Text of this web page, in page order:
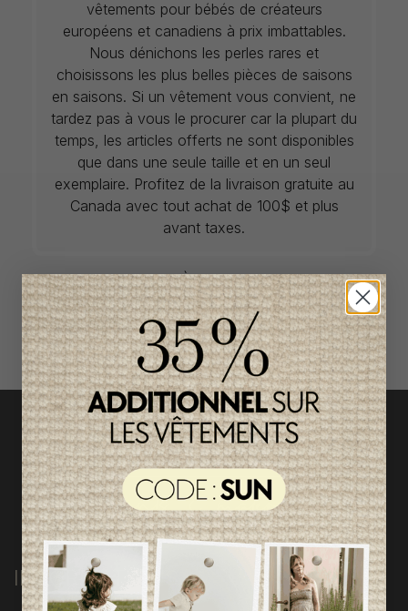
vêtements pour bébés de créateurs
européens et canadiens à prix imbattables.
Nous dénichons les perles rares et
choisissons les plus belles pièces de saisons
en saisons. Si un vêtement vous convient, ne
tardez pas à vous le procurer car la plupart du
temps, les articles offerts ne sont disponibles
que dans une seule taille et en un seul
exemplaire. Profitez de la livraison gratuite au
Canada avec tout achat de 100$ et plus
avant taxes.
ACCÈS RAPIDE
magasinez par catégorie
INFORMATIONS